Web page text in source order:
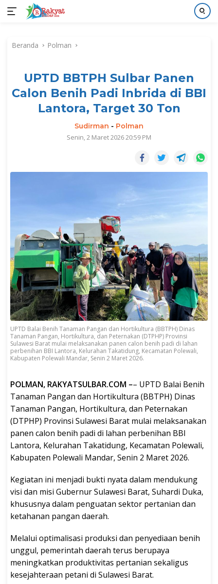
kontenBeranda Polman
UPTD BBTPH Sulbar Panen
Calon Benih Padi Inbrida di BBI
Lantora, Target 30 Ton
Sudirman - Polman
Senin, 2 Maret 2026 20:59 PM
UPTD Balai Benih Tanaman Pangan dan Hortikultura (BBTPH) Dinas
Tanaman Pangan, Hortikultura, dan Peternakan (DTPHP) Provinsi
Sulawesi Barat mulai melaksanakan panen calon benih padi di lahan
perbenihan BBI Lantora, Kelurahan Takatidung, Kecamatan Polewali,
Kabupaten Polewali Mandar, Senin 2 Maret 2026.
POLMAN, RAKYATSULBAR.COM –– UPTD Balai Benih
Tanaman Pangan dan Hortikultura (BBTPH) Dinas
Tanaman Pangan, Hortikultura, dan Peternakan
(DTPHP) Provinsi Sulawesi Barat mulai melaksanakan
panen calon benih padi di lahan perbenihan BBI
Lantora, Kelurahan Takatidung, Kecamatan Polewali,
Kabupaten Polewali Mandar, Senin 2 Maret 2026.
Kegiatan ini menjadi bukti nyata dalam mendukung
visi dan misi Gubernur Sulawesi Barat, Suhardi Duka,
khususnya dalam penguatan sektor pertanian dan
ketahanan pangan daerah.
Melalui optimalisasi produksi dan penyediaan benih
unggul, pemerintah daerah terus berupaya
meningkatkan produktivitas pertanian sekaligus
kesejahteraan petani di Sulawesi Barat.